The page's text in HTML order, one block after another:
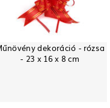
dekoráció - rózsa
- 23 x 16 x 8 cm